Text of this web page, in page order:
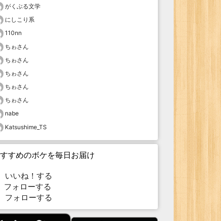
がくぶる文学
にしこり系
110nn
ちゎさん
ちゎさん
ちゎさん
ちゎさん
ちゎさん
nabe
Katsushime_TS
すめのボケを毎日お届け
いいね！する
ォローする
フォローする